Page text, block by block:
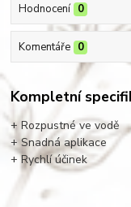
Hodnocení 0
Komentáře 0
Kompletní
+ Rozpustné ve vodě
+ Snadná aplikace
+ Rychlí účinek